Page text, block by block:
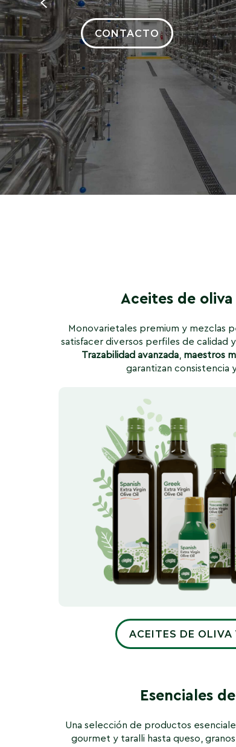
Previous
CONTACTO
CONTACTO
lugar del mundo.
CONTACTO
venta y logística en los mercados
CONTACTO
Aceites de
Monovarietales premium y mezclas
satisfacer diversos perfiles de calidad
Trazabilidad avanzada maestros
garantizan consistencia
ACEITES DE OLIVA
Esenciales
Una selección de productos
gourmet y taralli hasta queso,